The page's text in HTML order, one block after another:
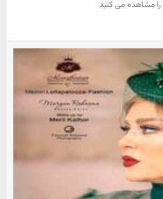
را مشاهده می کنید